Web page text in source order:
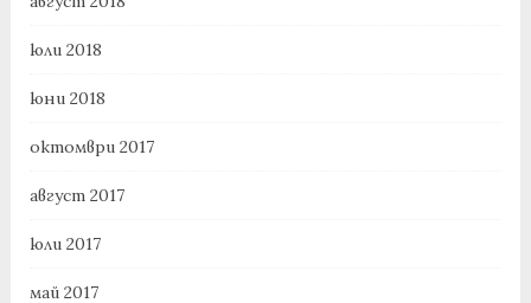
юли 2018
юни 2018
октомври 2017
август 2017
юли 2017
май 2017